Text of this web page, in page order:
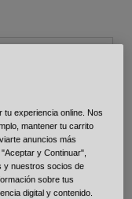
Envíos
experiencia online. Nos
mantener tu carrito
anuncios más
y Continuar",
y nuestros socios de
sobre tus
digital y contenido.